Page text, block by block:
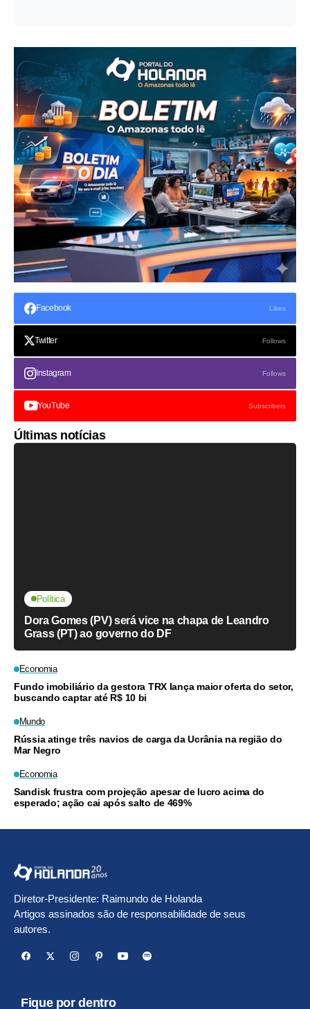
Facebook Likes
Twitter Follows
Instagram Follows
YouTube Subscribers
Últimas notícias
Política
Dora Gomes (PV) será vice na chapa de Leandro
Grass (PT) ao governo do DF
Economia
Fundo imobiliário da gestora TRX lança maior oferta do setor,
buscando captar até R$ 10 bi
Mundo
Rússia atinge três navios de carga da Ucrânia na região do
Mar Negro
Economia
Sandisk frustra com projeção apesar de lucro acima do
esperado; ação cai após salto de 469%
Diretor-Presidente: Raimundo de Holanda
Artigos assinados são de responsabilidade de seus
autores.
Fique por dentro